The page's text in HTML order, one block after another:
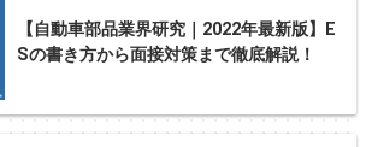
【自動車部品業界研究｜2022年最新版】E
Sの書き方から面接対策まで徹底解説！